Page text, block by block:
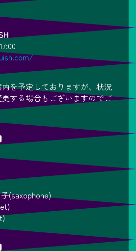
を予定しておりますが、状況
する場合もございますのでご
(saxophone)